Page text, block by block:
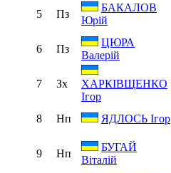
5 Пз
БАКАЛОВ
Юрій
6
Пз
ЦЮРА
Валерій
7 Зх
ХАРКІВЩЕНКО
Ігор
8 Нп ЯДЛОСЬ Ігор
9 Нп
БУГАЙ
Віталій